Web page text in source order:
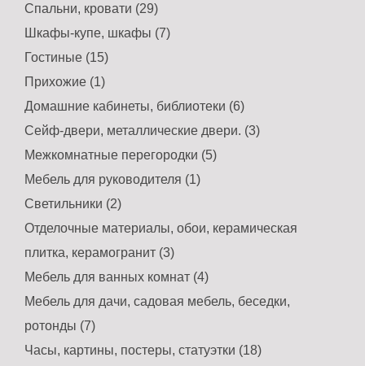
Спальни, кровати (29)
Шкафы-купе, шкафы (7)
Гостиные (15)
Прихожие (1)
Домашние кабинеты, библиотеки (6)
Сейф-двери, металлические двери. (3)
Межкомнатные перегородки (5)
Мебель для руководителя (1)
Светильники (2)
Отделочные материалы, обои, керамическая
плитка, керамогранит (3)
Мебель для ванных комнат (4)
Мебель для дачи, садовая мебель, беседки,
ротонды (7)
Часы, картины, постеры, статуэтки (18)